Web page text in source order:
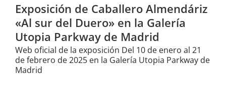
Exposición de Caballero Almendáriz
«Al sur del Duero» en la Galería
Utopia Parkway de Madrid
Web oficial de la exposición Del 10 de enero al 21
de febrero de 2025 en la Galería Utopia Parkway de
Madrid